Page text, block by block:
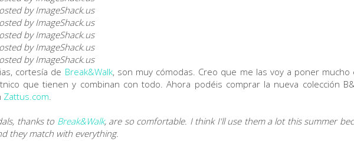
cortesía de Break&Walk, son muy cómodas. Creo que me las voy a poner
que tienen y combinan con todo. Ahora podéis comprar la nueva colección
Zattus.com.
thanks to Break&Walk, are so comfortable. I think I'll use them a lot this summer
they match with everything.